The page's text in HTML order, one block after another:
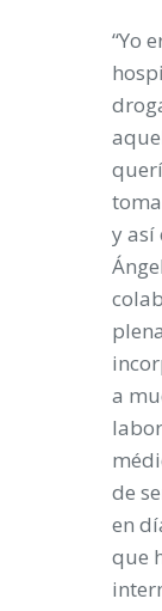
“Yo
y así
a
de
en
que